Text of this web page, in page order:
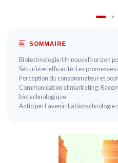
SOMMAIRE
Biotechnologie: Un nouvel horizon
Sécurité et efficacité: Les
Perception du consommateur et
Communication et marketing:
biotechnologique
Anticiper l'avenir: La